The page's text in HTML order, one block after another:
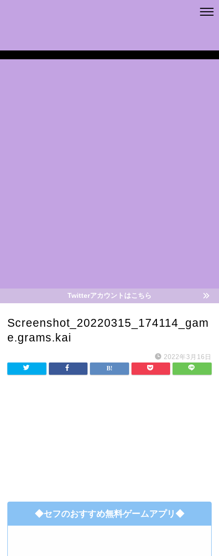
Twitterアカウントはこちら
Screenshot_20220315_174114_gam
e.grams.kai
2022年3月16日
◆セフのおすすめ無料ゲームアプリ◆